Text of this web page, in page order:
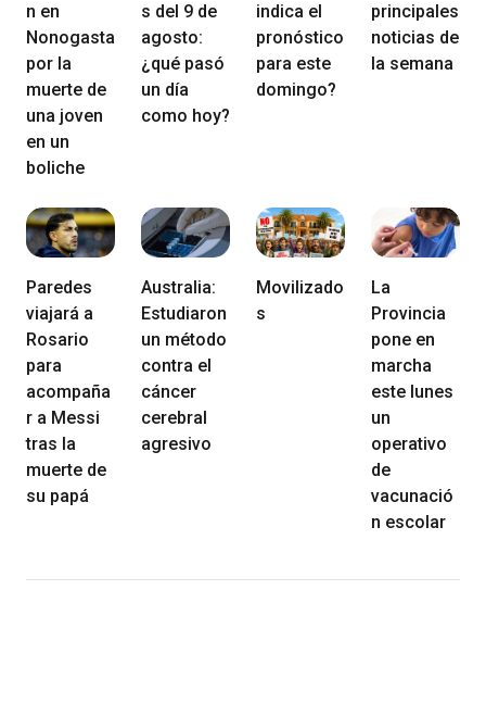
n en
Nonogasta
por la
muerte de
una joven
en un
boliche
s del 9 de
agosto:
¿qué pasó
un día
como hoy?
indica el
pronóstico
para este
domingo?
principales
noticias de
la semana
Paredes
viajará a
Rosario
para
acompaña
r a Messi
tras la
muerte de
su papá
Australia:
Estudiaron
un método
contra el
cáncer
cerebral
agresivo
Movilizado
s
La
Provincia
pone en
marcha
este lunes
un
operativo
de
vacunació
n escolar